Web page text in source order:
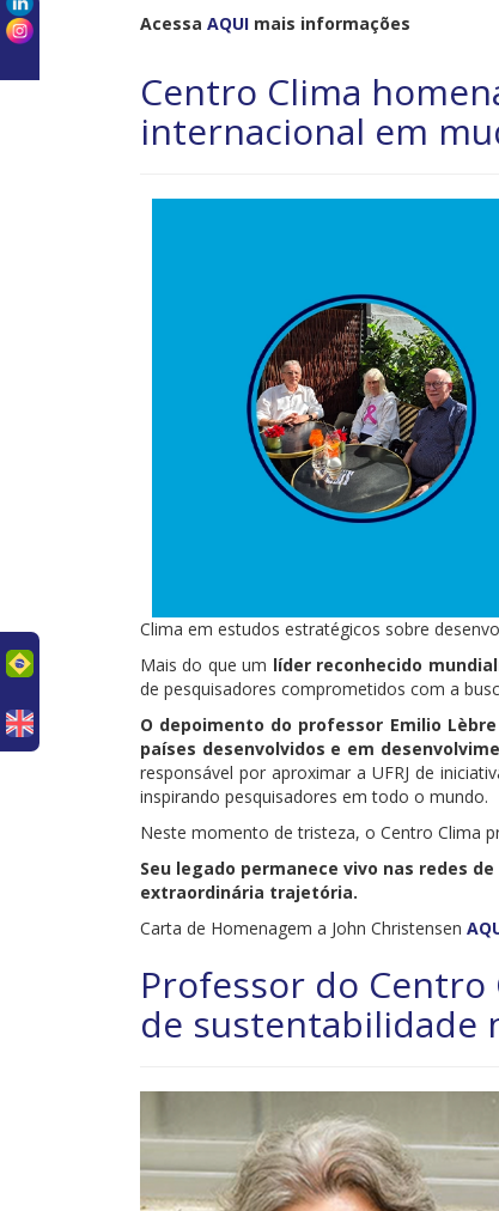
Acessa AQUI mais informações
Centro Clima
internacional em
Clima em estudos estratégicos sobre
Mais do que um líder reconhecido
de pesquisadores comprometidos com a
O depoimento do professor Emilio
países desenvolvidos e em
responsável por aproximar a UFRJ de
inspirando pesquisadores em todo o mundo.
Neste momento de tristeza, o Centro Clima
Seu legado permanece vivo nas redes
extraordinária trajetória.
Carta de Homenagem a John Christensen
Professor do
de sustentabilidade